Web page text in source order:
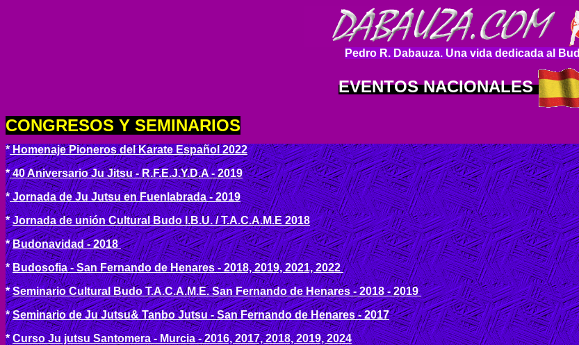
Pedro R. Dabauza. Una vida dedicada al
EVENTOS NACIONALES
CONGRESOS Y SEMINARIOS
*Homenaje Pioneros del Karate Español 2022
*40 Aniversario Ju Jitsu - R.F.E.J.Y.D.A - 2019
*Jornada de Ju Jutsu en Fuenlabrada - 2019
*Jornada de unión Cultural Budo I.B.U. / T.A.C.A.M.E 2018
*Budonavidad - 2018
*Budosofia - San Fernando de Henares - 2018, 2019, 2021, 2022
*Seminario Cultural Budo T.A.C.A.M.E. San Fernando de Henares - 2018 - 2019
*Seminario de Ju Jutsu& Tanbo Jutsu - San Fernando de Henares - 2017
*Curso Ju jutsu Santomera - Murcia - 2016, 2017, 2018, 2019, 2024